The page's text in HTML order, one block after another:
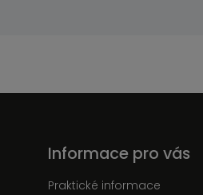
Informace pro vás
Praktické informace